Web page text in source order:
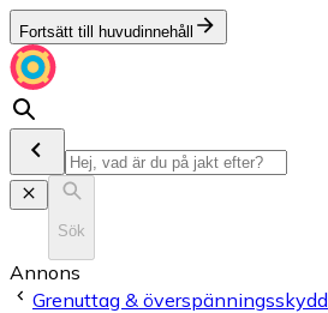
Fortsätt till huvudinnehåll
Sök
Annons
Grenuttag & överspänningsskydd